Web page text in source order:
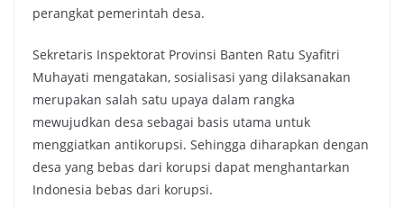
perangkat pemerintah desa.
Sekretaris Inspektorat Provinsi Banten Ratu Syafitri
Muhayati mengatakan, sosialisasi yang dilaksanakan
merupakan salah satu upaya dalam rangka
mewujudkan desa sebagai basis utama untuk
menggiatkan antikorupsi. Sehingga diharapkan dengan
desa yang bebas dari korupsi dapat menghantarkan
Indonesia bebas dari korupsi.